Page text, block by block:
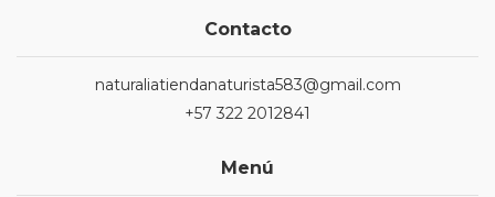
Contacto
naturaliatiendanaturista583@gmail.com
+57 322 2012841
Menú